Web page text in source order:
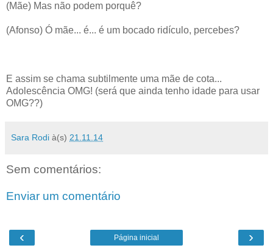
(Mãe) Mas não podem porquê?
(Afonso) Ó mãe... é... é um bocado ridículo, percebes?
E assim se chama subtilmente uma mãe de cota...
Adolescência OMG! (será que ainda tenho idade para usar
OMG??)
Sara Rodi à(s) 21.11.14
Sem comentários:
Enviar um comentário
‹ ›
Página inicial